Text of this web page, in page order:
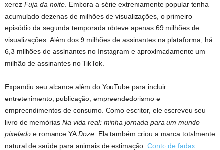
xerez Fuja da noite . Embora a série extremamente popular tenha
acumulado dezenas de milhões de visualizações, o primeiro
episódio da segunda temporada obteve apenas 69 milhões de
visualizações. Além dos 9 milhões de assinantes na plataforma, há
6,3 milhões de assinantes no Instagram e aproximadamente um
milhão de assinantes no TikTok.
Expandiu seu alcance além do YouTube para incluir
entretenimento, publicação, empreendedorismo e
empreendimentos de consumo. Como escritor, ele escreveu seu
livro de memórias Na vida real: minha jornada para um mundo
pixelado e romance YADoze. Ela também criou a marca totalmente
natural de saúde para animais de estimação. Conto de fadas